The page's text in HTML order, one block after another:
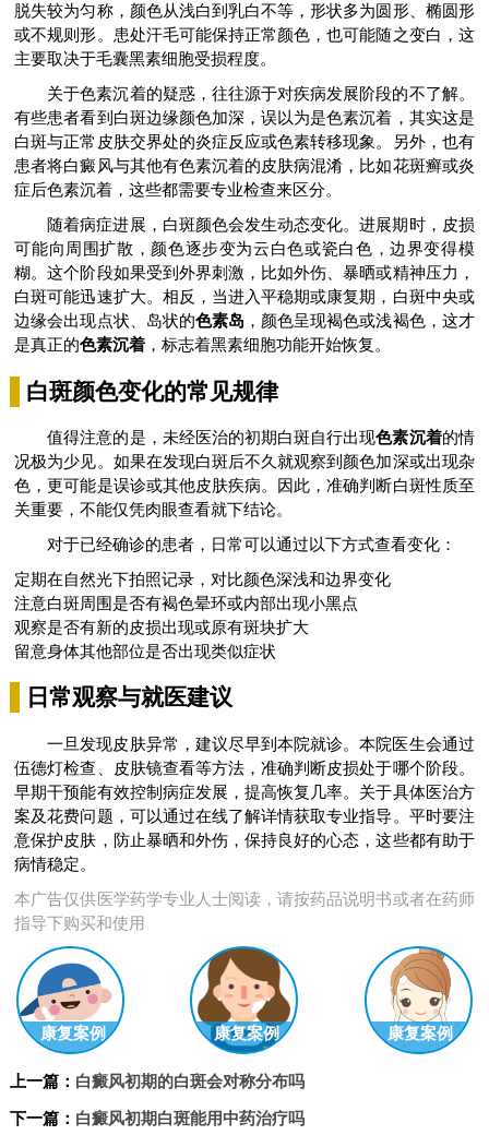
脱失较为匀称，颜色从浅白到乳白不等，形状多为圆形、椭圆形
或不规则形。患处汗毛可能保持正常颜色，也可能随之变白，这
主要取决于毛囊黑素细胞受损程度。
关于色素沉着的疑惑，往往源于对疾病发展阶段的不了解。
有些患者看到白斑边缘颜色加深，误以为是色素沉着，其实这是
白斑与正常皮肤交界处的炎症反应或色素转移现象。另外，也有
患者将白癜风与其他有色素沉着的皮肤病混淆，比如花斑癣或炎
症后色素沉着，这些都需要专业检查来区分。
随着病症进展，白斑颜色会发生动态变化。进展期时，皮损
可能向周围扩散，颜色逐步变为云白色或瓷白色，边界变得模
糊。这个阶段如果受到外界刺激，比如外伤、暴晒或精神压力，
白斑可能迅速扩大。相反，当进入平稳期或康复期，白斑中央或
边缘会出现点状、岛状的色素岛 ，颜色呈现褐色或浅褐色，这才
是真正的色素沉着 ，标志着黑素细胞功能开始恢复。
白斑颜色变化的常见规律
值得注意的是，未经医治的初期白斑自行出现色素沉着的情
况极为少见。如果在发现白斑后不久就观察到颜色加深或出现杂
色，更可能是误诊或其他皮肤疾病。因此，准确判断白斑性质至
关重要，不能仅凭肉眼查看就下结论。
对于已经确诊的患者，日常可以通过以下方式查看变化：
定期在自然光下拍照记录，对比颜色深浅和边界变化
注意白斑周围是否有褐色晕环或内部出现小黑点
观察是否有新的皮损出现或原有斑块扩大
留意身体其他部位是否出现类似症状
日常观察与就医建议
一旦发现皮肤异常，建议尽早到本院就诊。本院医生会通过
伍德灯检查、皮肤镜查看等方法，准确判断皮损处于哪个阶段。
早期干预能有效控制病症发展，提高恢复几率。关于具体医治方
案及花费问题，可以通过在线了解详情获取专业指导。平时要注
意保护皮肤，防止暴晒和外伤，保持良好的心态，这些都有助于
病情稳定。
本广告仅供医学药学专业人士阅读，请按药品说明书或者在药师
指导下购买和使用
康复案例 康复案例 康复案例
上一篇： 白癜风初期的白斑会对称分布吗
下一篇： 白癜风初期白斑能用中药治疗吗